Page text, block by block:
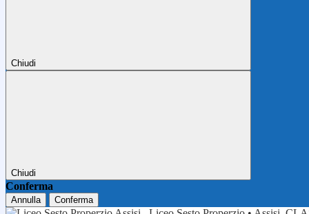
Chiudi
Chiudi
Conferma
Annulla Conferma